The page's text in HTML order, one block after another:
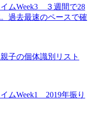
ムWeek3 ３週間で28
過去最速のペースで確
子の個体識別リスト
ムWeek1 2019年振り